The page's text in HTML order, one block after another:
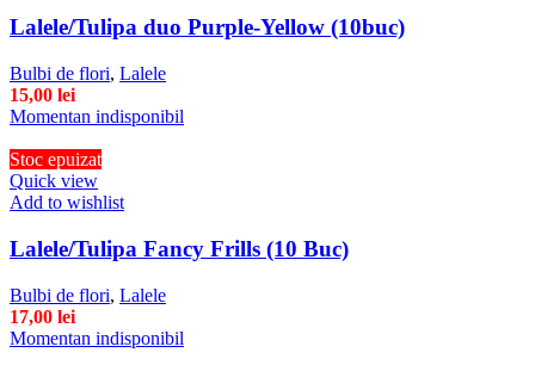
Lalele/Tulipa duo Purple-Yellow (10buc)
Bulbi de flori, Lalele
15,00 lei
Momentan indisponibil
Stoc epuizat
Quick view
Add to wishlist
Lalele/Tulipa Fancy Frills (10 Buc)
Bulbi de flori, Lalele
17,00 lei
Momentan indisponibil